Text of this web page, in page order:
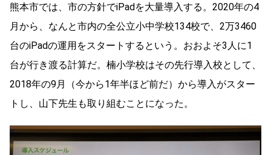
熊本市では、市の方針でiPadを大量導入する。2020年の4
月から、なんと市内の全公立小中学校134校で、2万3460
台のiPadの運用をスタートするという。おおよそ3人に1
台が行き渡る計算だ。楠小学校はその先行導入校として、
2018年の9月（今から1年半ほど前だ）から導入がスター
トし、山下先生も取り組むことになった。